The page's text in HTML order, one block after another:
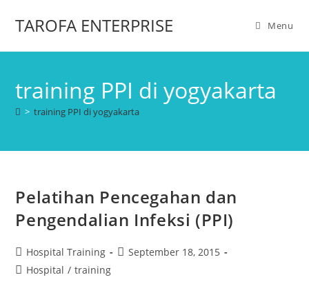
TAROFA ENTERPRISE Menu
training PPI di yogyakarta
> training PPI di yogyakarta
Pelatihan Pencegahan dan
Pengendalian Infeksi (PPI)
Hospital Training
September 18, 2015
Hospital / training